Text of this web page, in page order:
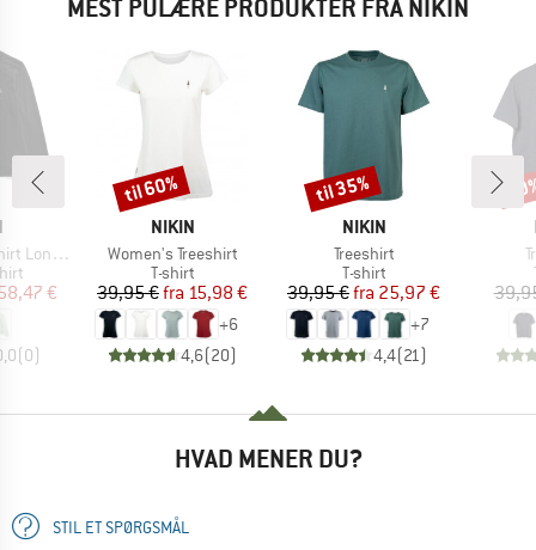
MEST PULÆRE PRODUKTER FRA NIKIN
Wool Slim
pris
€
(0)
MÆRKE
NIKIN
Artikel
Women's Treeshirt
Produktgruppe
T-shirt
Pris
39,95 € Nedsat pris
fra 15,98 €
+6
4,6(20)
Rabat
til 60%
MÆRKE
NIKIN
Artikel
Treeshirt
Produktgruppe
T-shirt
Pris
39,95 € Nedsat pris
fra 25,97 €
+7
4,4(21)
Rabat
til 35%
HVAD MENER DU?
STIL ET SPØRGSMÅL